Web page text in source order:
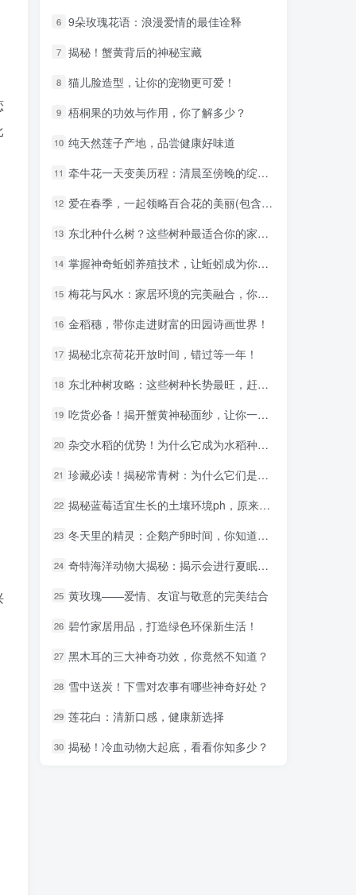
6 9朵玫瑰花语：浪漫爱情的最佳诠释
7 揭秘！蟹黄背后的神秘宝藏
8 猫儿脸造型，让你的宠物更可爱！
9 梧桐果的功效与作用，你了解多少？
10 纯天然莲子产地，品尝健康好味道
11 牵牛花一天变美历程：清晨至傍晚的绽放之旅
12 爱在春季，一起领略百合花的美丽(包含百合花季节美丽领略)
13 东北种什么树？这些树种最适合你的家乡！
14 掌握神奇蚯蚓养殖技术，让蚯蚓成为你的赚钱利器！
15 梅花与风水：家居环境的完美融合，你的选择至关重要
16 金稻穗，带你走进财富的田园诗画世界！
17 揭秘北京荷花开放时间，错过等一年！
18 东北种树攻略：这些树种长势最旺，赶紧选择种植！
19 吃货必备！揭开蟹黄神秘面纱，让你一探究竟！
20 杂交水稻的优势！为什么它成为水稻种植领域的热门话题？
21 珍藏必读！揭秘常青树：为什么它们是您的最佳绿色盟友
22 揭秘蓝莓适宜生长的土壤环境ph，原来这么重要！
23 冬天里的精灵：企鹅产卵时间，你知道吗？
24 奇特海洋动物大揭秘：揭示会进行夏眠的海洋动物之奥秘
25 黄玫瑰——爱情、友谊与敬意的完美结合
26 碧竹家居用品，打造绿色环保新生活！
27 黑木耳的三大神奇功效，你竟然不知道？
28 雪中送炭！下雪对农事有哪些神奇好处？
29 莲花白：清新口感，健康新选择
30 揭秘！冷血动物大起底，看看你知多少？
6 9朵玫瑰花语：浪漫爱情的最佳诠释
7 揭秘！蟹黄背后的神秘宝藏
8 猫儿脸造型，让你的宠物更可爱！
9 梧桐果的功效与作用，你了解多少？
10 纯天然莲子产地，品尝健康好味道
11 牵牛花一天变美历程：清晨至傍晚的绽放之旅
12 爱在春季，一起领略百合花的美丽(包含百合花季节美丽领略)
13 东北种什么树？这些树种最适合你的家乡！
14 掌握神奇蚯蚓养殖技术，让蚯蚓成为你的赚钱利器！
15 梅花与风水：家居环境的完美融合，你的选择至关重要
16 金稻穗，带你走进财富的田园诗画世界！
17 揭秘北京荷花开放时间，错过等一年！
18 东北种树攻略：这些树种长势最旺，赶紧选择种植！
19 吃货必备！揭开蟹黄神秘面纱，让你一探究竟！
20 杂交水稻的优势！为什么它成为水稻种植领域的热门话题？
21 珍藏必读！揭秘常青树：为什么它们是您的最佳绿色盟友
22 揭秘蓝莓适宜生长的土壤环境ph，原来这么重要！
23 冬天里的精灵：企鹅产卵时间，你知道吗？
24 奇特海洋动物大揭秘：揭示会进行夏眠的海洋动物之奥秘
25 黄玫瑰——爱情、友谊与敬意的完美结合
26 碧竹家居用品，打造绿色环保新生活！
27 黑木耳的三大神奇功效，你竟然不知道？
28 雪中送炭！下雪对农事有哪些神奇好处？
29 莲花白：清新口感，健康新选择
30 揭秘！冷血动物大起底，看看你知多少？